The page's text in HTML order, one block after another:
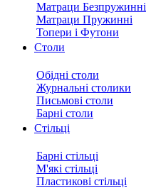
Матраци Безпружинні
Матраци Пружинні
Топери і Футони
Столи
Обідні столи
Журнальні столики
Письмові столи
Барні столи
Стільці
Барні стільці
М'які стільці
Пластикові стільці